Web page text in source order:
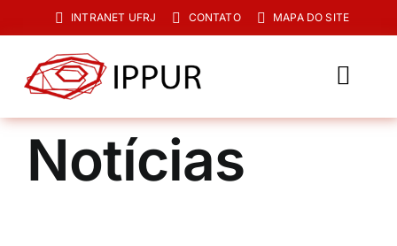
para
conteúdo
INTRANET UFRJ CONTATO MAPA DO SITE
O IPPUR
Graduação
Notícias